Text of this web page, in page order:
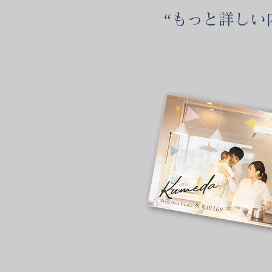
“もっと詳し